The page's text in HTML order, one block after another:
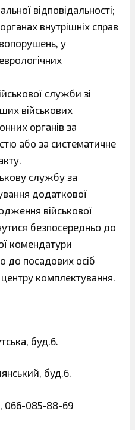
відповідальності;
внутрішніх справ
у
служби зі
військових
органів за
або за систематичне
службу за
додаткової
військової
безпосередньо до
комендатури
до посадових осіб
комплектування.
буд.6.
буд.6.
066-085-88-69